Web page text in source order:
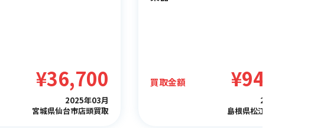
¥94,500
2025年03月
島根県松江市出張買取
買取金額 ¥70,000
2025年02月
北海道札幌市出張買取